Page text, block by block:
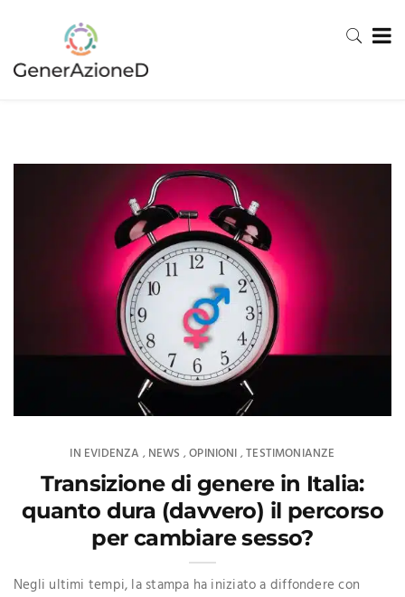
IN EVIDENZA , NEWS ,OPINIONI ,TESTIMONIANZE
Transizione di genere in Italia:
quanto dura (davvero) il percorso
per cambiare sesso?
Negli ultimi tempi, la stampa ha iniziato a diffondere con